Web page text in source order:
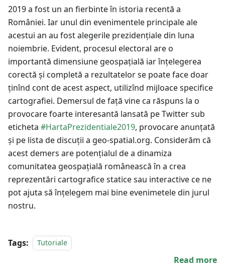
2019 a fost un an fierbinte în istoria recentă a
României. Iar unul din evenimentele principale ale
acestui an au fost alegerile prezidențiale din luna
noiembrie. Evident, procesul electoral are o
importantă dimensiune geospațială iar înțelegerea
corectă și completă a rezultatelor se poate face doar
ținînd cont de acest aspect, utilizînd mijloace specifice
cartografiei. Demersul de față vine ca răspuns la o
provocare foarte interesantă lansată pe Twitter sub
eticheta #HartaPrezidentiale2019, provocare anunțată
și pe lista de discuții a geo-spatial.org. Considerăm că
acest demers are potențialul de a dinamiza
comunitatea geospațială românească în a crea
reprezentări cartografice statice sau interactive ce ne
pot ajuta să înțelegem mai bine evenimetele din jurul
nostru.
Tags: Tutoriale
Read more